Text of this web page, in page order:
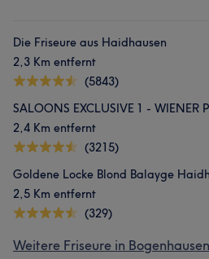
Die Friseure aus Haidhausen
2,3 Km entfernt
(5843)
SALOONS EXCLUSIVE 1 - WIENER
2,4 Km entfernt
(3215)
Goldene Locke Blond Balayge
2,5 Km entfernt
(329)
Weitere Friseure in